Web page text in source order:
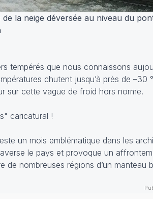
la neige déversée au niveau du
tempérés que nous connaissons
chutent jusqu’à près de
sur cette vague de froid hors norme.
caricatural !
un mois emblématique dans les
le pays et provoque un
de nombreuses régions d’un manteau